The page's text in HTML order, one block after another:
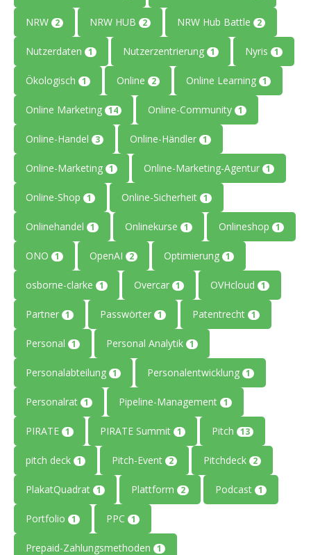
NRW 2 NRW HUB 2 NRW Hub Battle 2
Nutzerdaten 1 Nutzerzentrierung 1 Nyris 1
Ökologisch 1 Online 2 Online Learning 1
Online Marketing 14 Online-Community 1
Online-Handel 3 Online-Händler 1
Online-Marketing 1 Online-Marketing-Agentur 1
Online-Shop 1 Online-Sicherheit 1
Onlinehandel 1 Onlinekurse 1 Onlineshop 1
ONO 1 OpenAI 2 Optimierung 1
osborne-clarke 1 Overcar 1 OVHcloud 1
Partner 1 Passwörter 1 Patentrecht 1
Personal 1 Personal Analytik 1
Personalabteilung 1 Personalentwicklung 1
Personalrat 1 Pipeline-Management 1
PIRATE 1 PIRATE Summit 1 Pitch 13
pitch deck 1 Pitch-Event 2 Pitchdeck 2
PlakatQuadrat 1 Plattform 2 Podcast 1
Portfolio 1 PPC 1
Prepaid-Zahlungsmethoden 1